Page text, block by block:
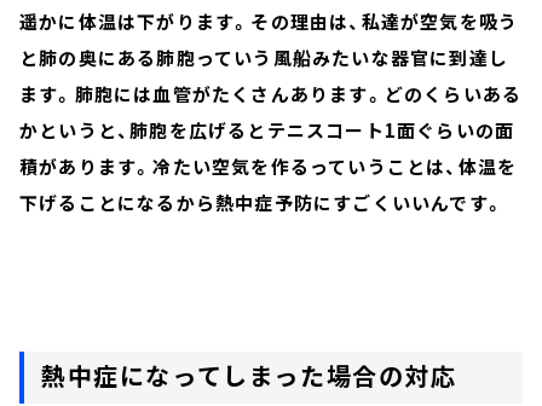
遥かに体温は下がります。その理由は、私達が空気を吸う
と肺の奥にある肺胞っていう風船みたいな器官に到達し
ます。肺胞には血管がたくさんあります。どのくらいある
かというと、肺胞を広げるとテニスコート1面ぐらいの面
積があります。冷たい空気を作るっていうことは、体温を
下げることになるから熱中症予防にすごくいいんです。
熱中症になってしまった場合の対応